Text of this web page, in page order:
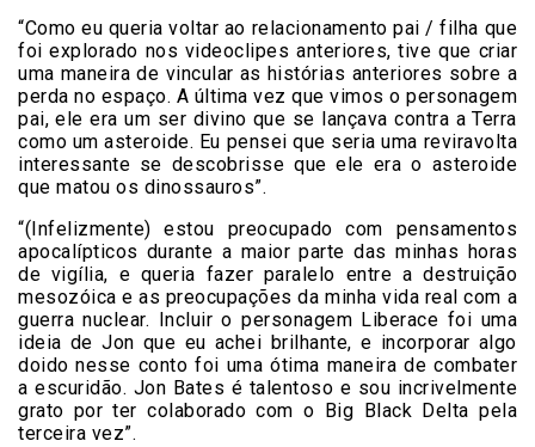
“Como eu queria voltar ao relacionamento pai / filha que
foi explorado nos videoclipes anteriores, tive que criar
uma maneira de vincular as histórias anteriores sobre a
perda no espaço. A última vez que vimos o personagem
pai, ele era um ser divino que se lançava contra a Terra
como um asteroide. Eu pensei que seria uma reviravolta
interessante se descobrisse que ele era o asteroide
que matou os dinossauros”.
“(Infelizmente) estou preocupado com pensamentos
apocalípticos durante a maior parte das minhas horas
de vigília, e queria fazer paralelo entre a destruição
mesozóica e as preocupações da minha vida real com a
guerra nuclear. Incluir o personagem Liberace foi uma
ideia de Jon que eu achei brilhante, e incorporar algo
doido nesse conto foi uma ótima maneira de combater
a escuridão. Jon Bates é talentoso e sou incrivelmente
grato por ter colaborado com o Big Black Delta pela
terceira vez”.